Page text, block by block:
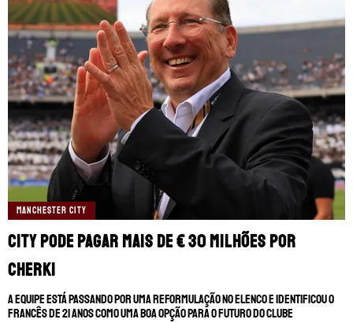
MANCHESTER CITY
City pode pagar mais de € 30 milhões por
Cherki
A equipe está passando por uma reformulação no elenco e identificou o
francês de 21 anos como uma boa opção para o futuro do clube